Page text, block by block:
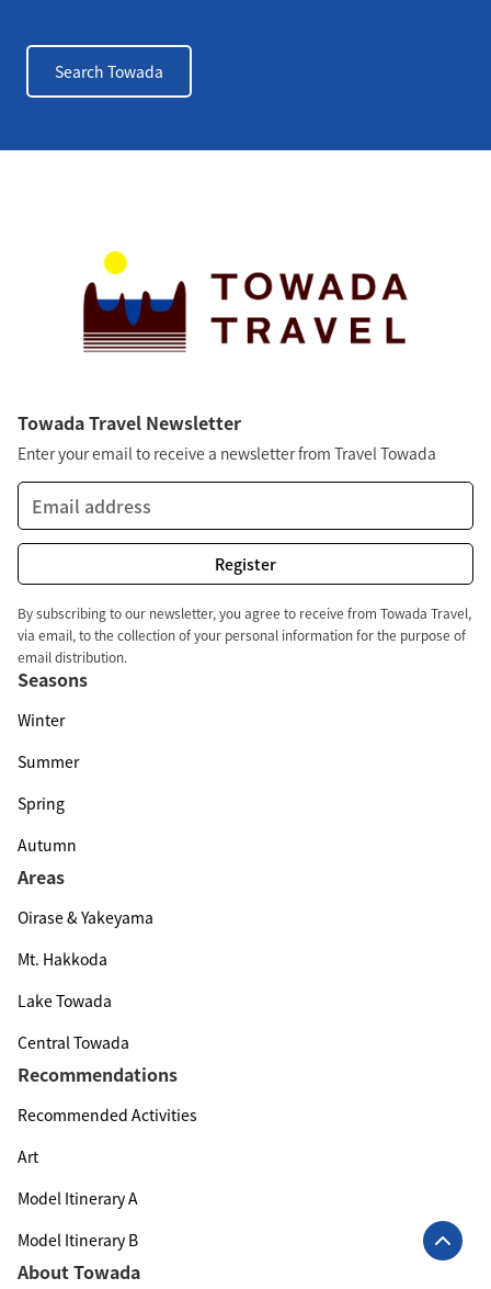
Search Towada
Towada Travel Newsletter
Enter your email to receive a newsletter from Travel Towada
By subscribing to our newsletter, you agree to receive from Towada Travel,
via email, to the collection of your personal information for the purpose of
email distribution.
Seasons
Winter
Summer
Spring
Autumn
Areas
Oirase & Yakeyama
Mt. Hakkoda
Lake Towada
Central Towada
Recommendations
Recommended Activities
Art
Model Itinerary A
Model Itinerary B
About Towada